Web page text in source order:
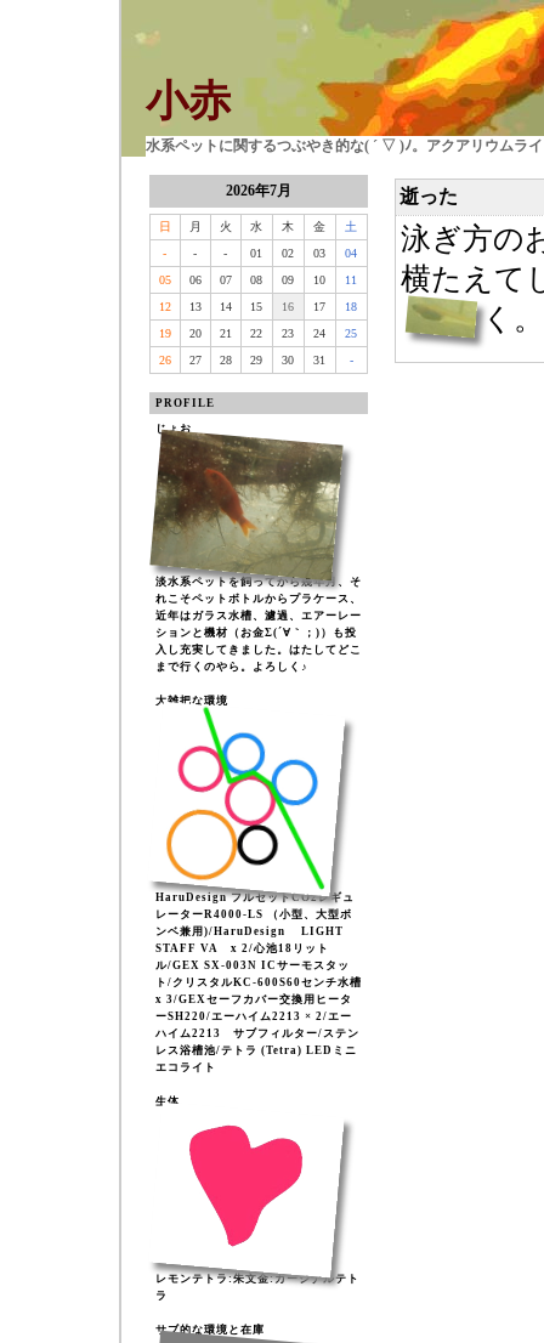
小赤
水系ペットに関するつぶやき的な( ´ ▽ )ﾉ。アクアリウムラ
2026年7月
日 月 火 水 木 金
土
-
- - 01 02 03
04
05
06 07 08 09 10
11
12
13 14 15 16 17
18
19
20 21 22 23 24
25
26
27 28 29 30 31 -
PROFILE
じょお
淡水系ペットを飼ってから幾年月、そ
れこそペットボトルからプラケース、
近年はガラス水槽、濾過、エアーレー
ションと機材（お金Σ(´∀｀；)）も投
入し充実してきました。はたしてどこ
まで行くのやら。よろしく♪
大雑把な環境
HaruDesign フルセットCO2レギュ
レーターR4000-LS （小型、大型ボ
ンベ兼用)/HaruDesign LIGHT
STAFF VA x 2/心池18リット
ル/GEX SX-003N ICサーモスタッ
ト/クリスタルKC-600S60センチ水槽
x 3/GEXセーフカバー交換用ヒータ
ーSH220/エーハイム2213 × 2/エー
ハイム2213 サブフィルター/ステン
レス浴槽池/テトラ (Tetra) LEDミニ
エコライト
生体
レモンテトラ:朱文金:カージナルテト
ラ
サブ的な環境と在庫
逝った
泳ぎ方の
横たえて
く